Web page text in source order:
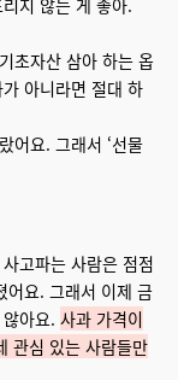
지 않는 게 좋아.
초자산 삼아 하는 옵
아니라면 절대 하
어요. 그래서 ‘선물
고파는 사람은 점점
어요. 그래서 이제 금
아요. 사과 가격이
관심 있는 사람들만